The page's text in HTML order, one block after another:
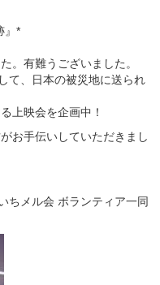
』*
。有難うございました。
て、日本の被災地に送られ
上映会を企画中！
お手伝いしていただきまし
ちメル会 ボランティア一同